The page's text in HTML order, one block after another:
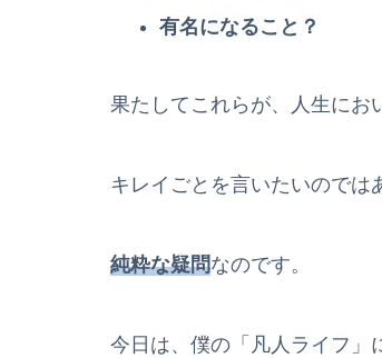
有名になること？
果たしてこれらが、人生にお
キレイごとを言いたいのでは
純粋な疑問なのです。
今日は、僕の「凡人ライフ」